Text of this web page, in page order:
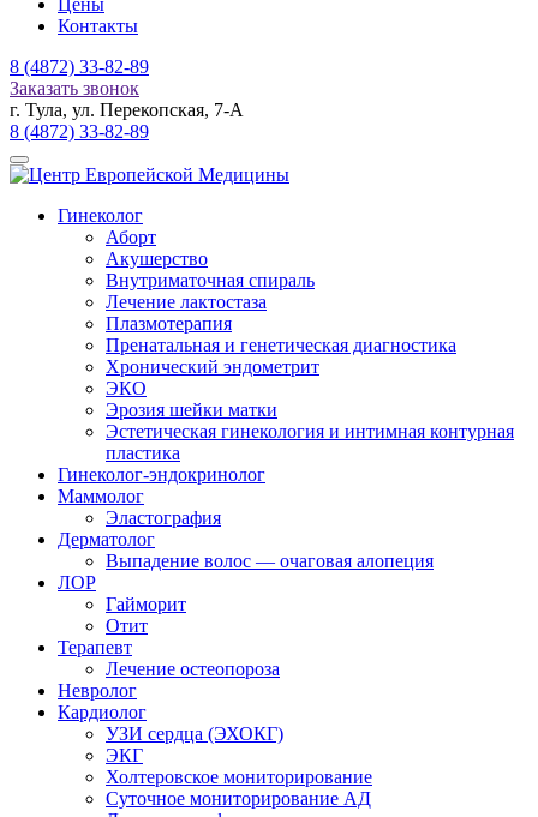
Цены
Контакты
8 (4872) 33-82-89
Заказать звонок
г. Тула, ул. Перекопская, 7-А
8 (4872) 33-82-89
Гинеколог
Аборт
Акушерство
Внутриматочная спираль
Лечение лактостаза
Плазмотерапия
Пренатальная и генетическая диагностика
Хронический эндометрит
ЭКО
Эрозия шейки матки
Эстетическая гинекология и интимная контурная
пластика
Гинеколог-эндокринолог
Маммолог
Эластография
Дерматолог
Выпадение волос — очаговая алопеция
ЛОР
Гайморит
Отит
Терапевт
Лечение остеопороза
Невролог
Кардиолог
УЗИ сердца (ЭХОКГ)
ЭКГ
Холтеровское мониторирование
Суточное мониторирование АД